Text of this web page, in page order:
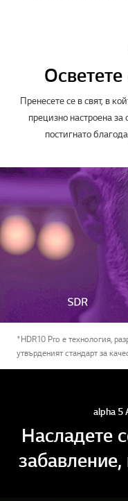
Пренесете се в свят, в
прецизно настроена
постигнато
*HDR10 Pro е технология,
утвърденият стандарт за
alpha 5
Насладете